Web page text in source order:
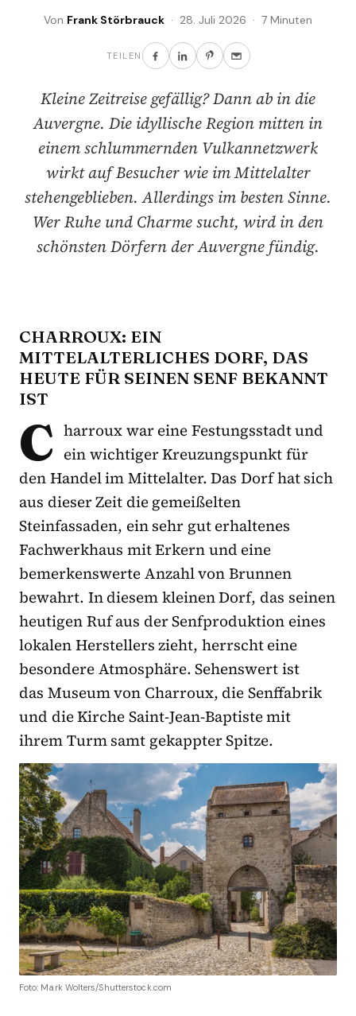
Von Frank Störbrauck · 28. Juli 2026 · 7 Minuten
TEILEN
Kleine Zeitreise gefällig? Dann ab in die
Auvergne. Die idyllische Region mitten in
einem schlummernden Vulkannetzwerk
wirkt auf Besucher wie im Mittelalter
stehengeblieben. Allerdings im besten Sinne.
Wer Ruhe und Charme sucht, wird in den
schönsten Dörfern der Auvergne fündig.
CHARROUX: EIN
MITTELALTERLICHES DORF, DAS
HEUTE FÜR SEINEN SENF BEKANNT
IST
C harroux war eine Festungsstadt und
ein wichtiger Kreuzungspunkt für
den Handel im Mittelalter. Das Dorf hat sich
aus dieser Zeit die gemeißelten
Steinfassaden, ein sehr gut erhaltenes
Fachwerkhaus mit Erkern und eine
bemerkenswerte Anzahl von Brunnen
bewahrt. In diesem kleinen Dorf, das seinen
heutigen Ruf aus der Senfproduktion eines
lokalen Herstellers zieht, herrscht eine
besondere Atmosphäre. Sehenswert ist
das Museum von Charroux, die Senffabrik
und die Kirche Saint-Jean-Baptiste mit
ihrem Turm samt gekappter Spitze.
Foto: Mark Wolters/Shutterstock.com